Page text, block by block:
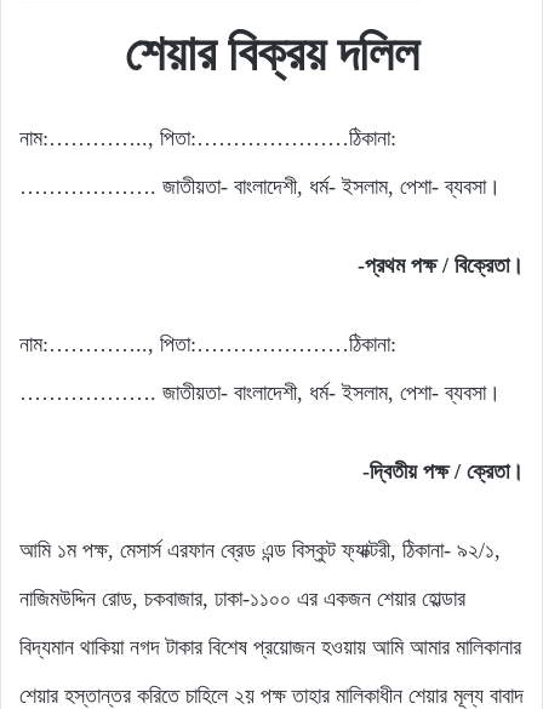
শেয়ার বিক্রয় দলিল
নাম:………….., পিতা:…………………ঠিকানা:
………………. জাতীয়তা- বাংলাদেশী, ধর্ম- ইসলাম, পেশা- ব্যবসা।
-প্রথম পক্ষ / বিক্রেতা।
নাম:………….., পিতা:…………………ঠিকানা:
………………. জাতীয়তা- বাংলাদেশী, ধর্ম- ইসলাম, পেশা- ব্যবসা।
-দ্বিতীয় পক্ষ / ক্রেতা।
আমি ১ম পক্ষ, মেসার্স এরফান ব্রেড এন্ড বিস্কুট ফ্যাক্টরী, ঠিকানা- ৯২/১,
নাজিমউদ্দিন রোড, চকবাজার, ঢাকা-১১০০ এর একজন শেয়ার হোল্ডার
বিদ্যমান থাকিয়া নগদ টাকার বিশেষ প্রয়োজন হওয়ায় আমি আমার মালিকানার
শেয়ার হস্তান্তর করিতে চাহিলে ২য় পক্ষ তাহার মালিকাধীন শেয়ার মূল্য বাবাদ